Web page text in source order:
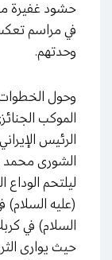
حشود غفيرة
في مراسم
وحدتهم.
وحول الخطوات
الموكب
الرئيس
الشورى محمد
ليلتحم
(عليه السلام)
السلام) في
حيث يوارى